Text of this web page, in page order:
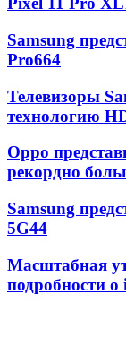
Samsung
Pro664
Телевизоры
технологию
Oppo
рекордно
Samsung
5G44
Масштабная
подробности о